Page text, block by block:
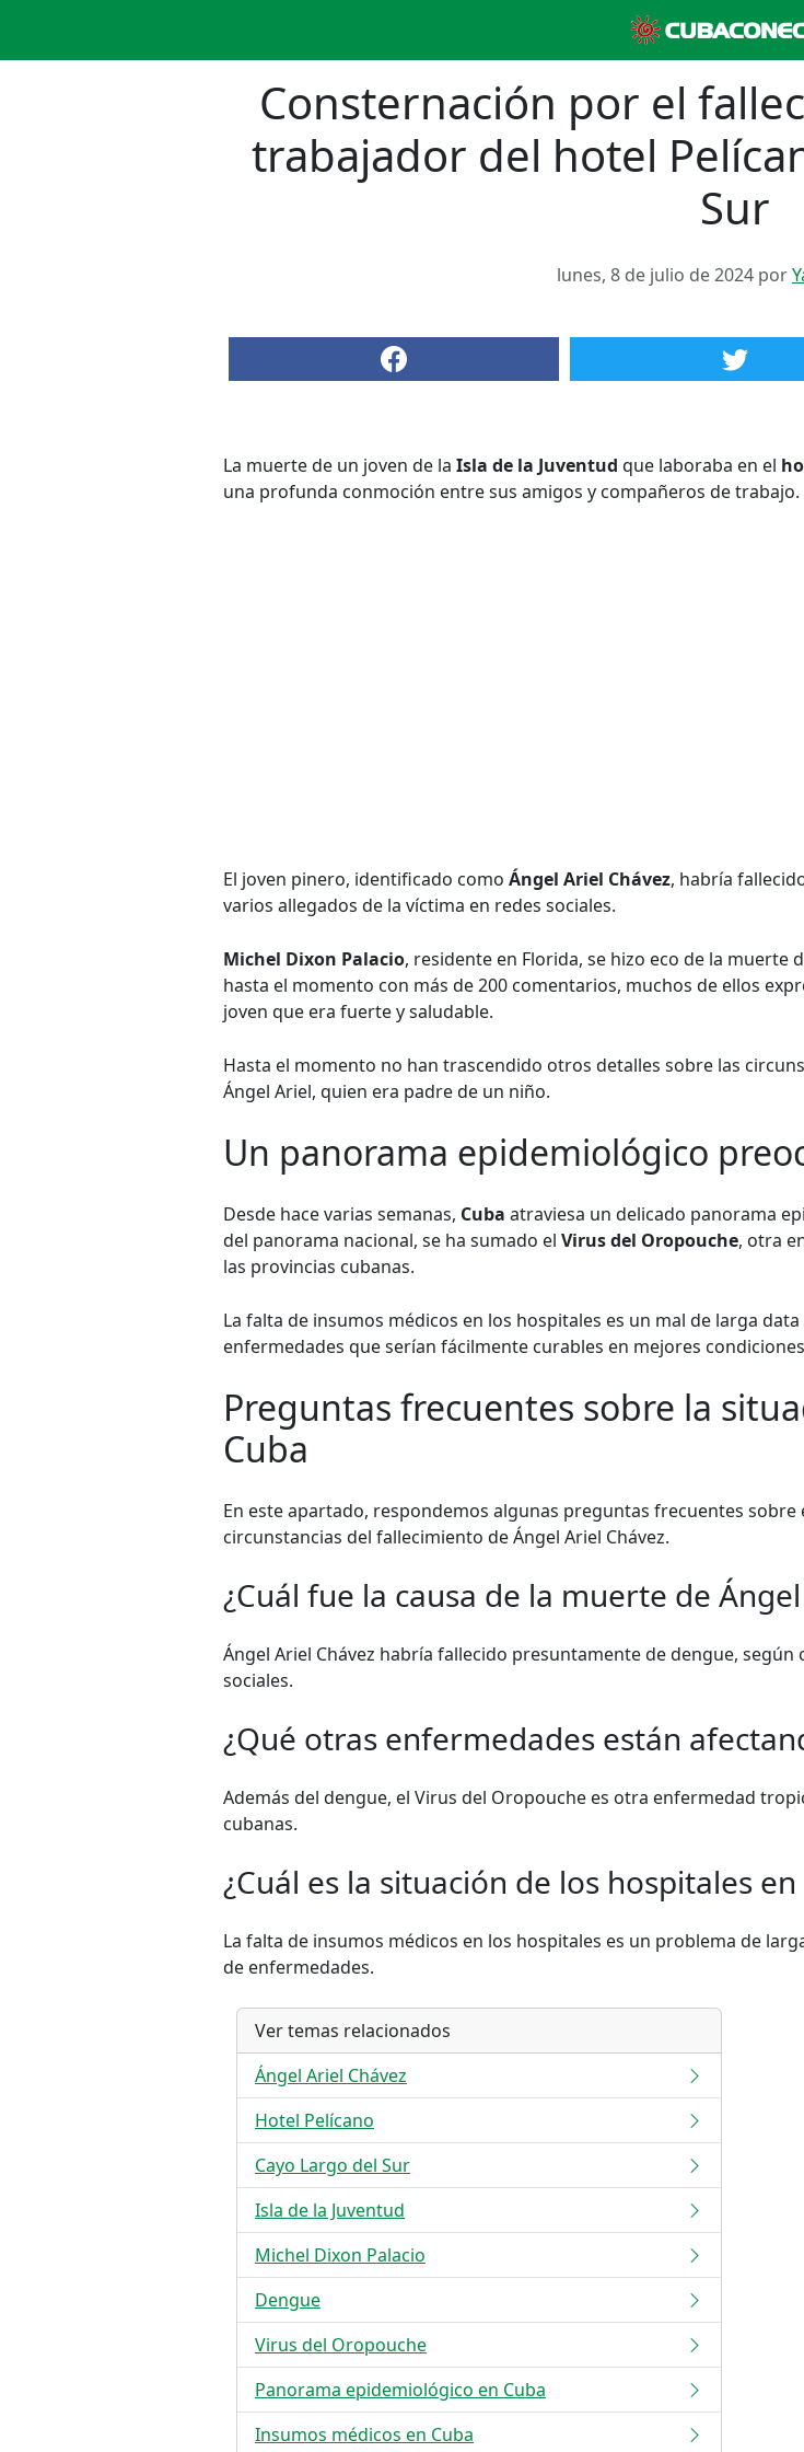
Consternación por el
trabajador del hotel
Sur
lunes, 8 de julio de 2024 por
La muerte de un joven de la Isla de la Juventud que laboraba en el
una profunda conmoción entre sus amigos y compañeros de trabajo.
El joven pinero, identificado como Ángel Ariel Chávez, habría
varios allegados de la víctima en redes sociales.
Michel Dixon Palacio, residente en Florida, se hizo eco de la
hasta el momento con más de 200 comentarios, muchos de ellos
joven que era fuerte y saludable.
Hasta el momento no han trascendido otros detalles sobre las
Ángel Ariel, quien era padre de un niño.
Un panorama epidemiológico
Desde hace varias semanas, Cuba atraviesa un delicado panorama
del panorama nacional, se ha sumado el Virus del Oropouche, otra
las provincias cubanas.
La falta de insumos médicos en los hospitales es un mal de larga
enfermedades que serían fácilmente curables en mejores
Preguntas frecuentes sobre la
Cuba
En este apartado, respondemos algunas preguntas frecuentes
circunstancias del fallecimiento de Ángel Ariel Chávez.
¿Cuál fue la causa de la muerte de
Ángel Ariel Chávez habría fallecido presuntamente de dengue,
sociales.
¿Qué otras enfermedades están
Además del dengue, el Virus del Oropouche es otra enfermedad
cubanas.
¿Cuál es la situación de los hospitales en
La falta de insumos médicos en los hospitales es un problema de
de enfermedades.
Ver temas relacionados
Ángel Ariel Chávez
Hotel Pelícano
Cayo Largo del Sur
Isla de la Juventud
Michel Dixon Palacio
Dengue
Virus del Oropouche
Panorama epidemiológico en Cuba
Insumos médicos en Cuba